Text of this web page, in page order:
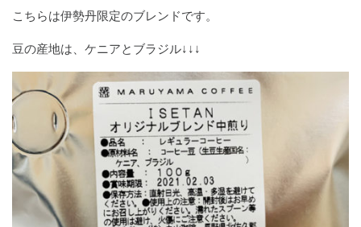
こちらは伊勢丹限定のブレンドです。
豆の産地は、ケニアとブラジル↓↓↓